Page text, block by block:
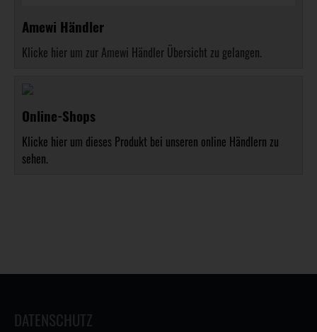
Amewi Händler
Klicke hier um zur Amewi Händler Übersicht zu gelangen.
Online-Shops
Klicke hier um dieses Produkt bei unseren online Händlern zu
sehen.
DATENSCHUTZ